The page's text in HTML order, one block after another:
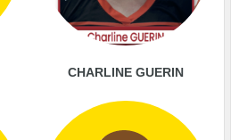
CHARLINE GUERIN